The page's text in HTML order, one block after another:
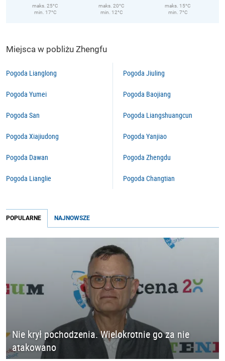
maks. 25°C
min. 17°C
maks. 20°C
min. 12°C
maks. 15°C
min. 7°C
Miejsca w pobliżu Zhengfu
Pogoda Lianglong
Pogoda Yumei
Pogoda San
Pogoda Xiajiudong
Pogoda Dawan
Pogoda Lianglie
Pogoda Jiuling
Pogoda Baojiang
Pogoda Liangshuangcun
Pogoda Yanjiao
Pogoda Zhengdu
Pogoda Changtian
POPULARNE NAJNOWSZE
Nie krył pochodzenia. Wielokrotnie go za nie
atakowano